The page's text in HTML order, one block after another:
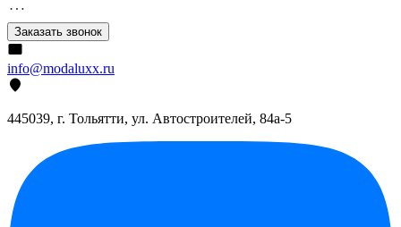
Заказать звонок
info@modaluxx.ru
445039, г. Тольятти, ул. Автостроителей, 84а-5